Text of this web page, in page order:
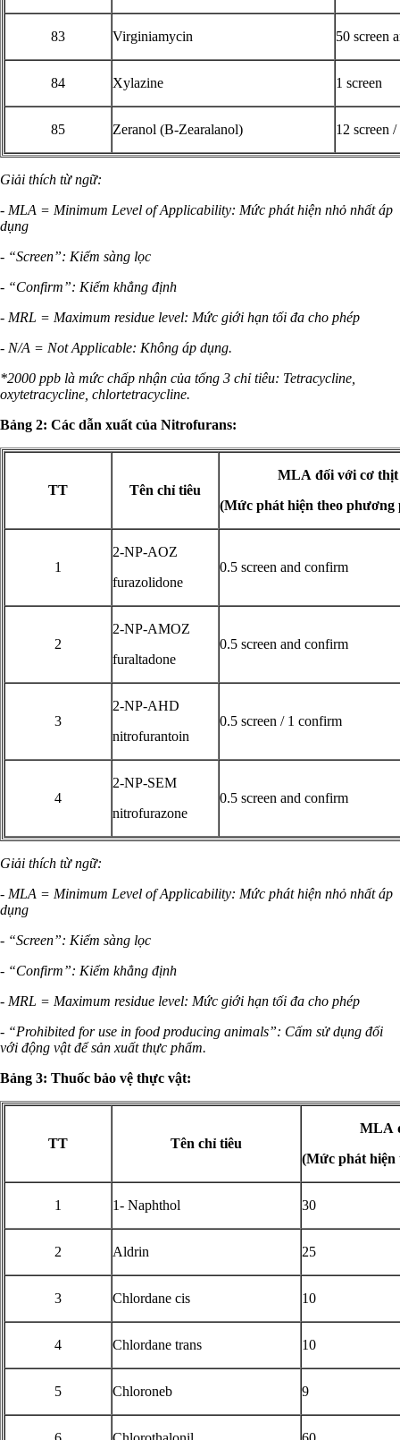
83 Virginiamycin 50 screen
84 Xylazine 1 screen
85 Zeranol (B-Zearalanol) 12 screen
Giải thích từ ngữ:
- MLA = Minimum Level of Applicability: Mức phát hiện nhỏ nhất áp
dụng
- “Screen”: Kiểm sàng lọc
- “Confirm”: Kiểm khẳng định
- MRL = Maximum residue level: Mức giới hạn tối đa cho phép
- N/A = Not Applicable: Không áp dụng.
*2000 ppb là mức chấp nhận của tổng 3 chỉ tiêu: Tetracycline,
oxytetracycline, chlortetracycline.
Bảng 2: Các dẫn xuất của Nitrofurans:
TT Tên chỉ tiêu
MLA đối với cơ thịt
(Mức phát hiện theo phương
1
2-NP-AOZ
furazolidone
0.5 screen and confirm
2
2-NP-AMOZ
furaltadone
0.5 screen and confirm
3
2-NP-AHD
nitrofurantoin
0.5 screen / 1 confirm
4
2-NP-SEM
nitrofurazone
0.5 screen and confirm
Giải thích từ ngữ:
- MLA = Minimum Level of Applicability: Mức phát hiện nhỏ nhất áp
dụng
- “Screen”: Kiểm sàng lọc
- “Confirm”: Kiểm khẳng định
- MRL = Maximum residue level: Mức giới hạn tối đa cho phép
- “Prohibited for use in food producing animals”: Cấm sử dụng đối
với động vật để sản xuất thực phẩm.
Bảng 3: Thuốc bảo vệ thực vật:
TT Tên chỉ tiêu
MLA
(Mức phát hiện
1 1- Naphthol 30
2 Aldrin 25
3 Chlordane cis 10
4 Chlordane trans 10
5 Chloroneb 9